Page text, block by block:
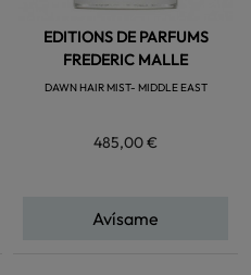
EDITIONS DE PARFUMS
FREDERIC MALLE
DAWN HAIR MIST- MIDDLE EAST
485,00 €
Avísame